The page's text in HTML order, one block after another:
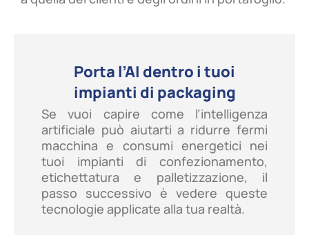
Porta l’AI dentro i tuoi
impianti di packaging
Se vuoi capire come l’intelligenza
artificiale può aiutarti a ridurre fermi
macchina e consumi energetici nei
tuoi impianti di confezionamento,
etichettatura e palletizzazione, il
passo successivo è vedere queste
tecnologie applicate alla tua realtà.